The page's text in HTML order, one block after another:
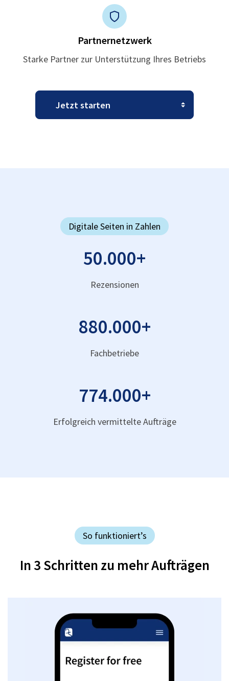
Partnernetzwerk
Starke Partner zur Unterstützung Ihres Betriebs
Digitale Seiten in Zahlen
50.000+
Rezensionen
880.000+
Fachbetriebe
774.000+
Erfolgreich vermittelte Aufträge
So funktioniert’s
In 3 Schritten zu mehr Aufträgen